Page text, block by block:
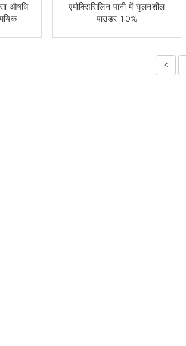
औषधि
एमोक्सिसिलिन पानी में घुलनशील
पाउडर 10%
<